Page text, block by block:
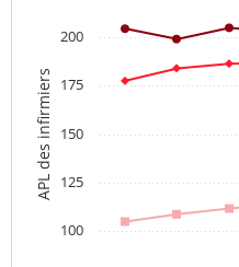
APL des infirmiers
100
125
150
175
200